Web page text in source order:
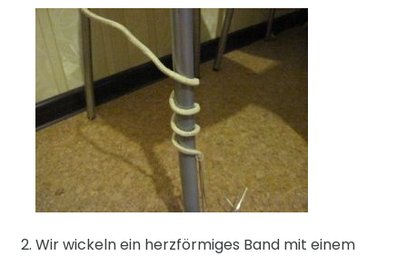
Wir wickeln ein herzförmiges Band mit einem